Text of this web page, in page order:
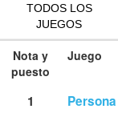
TODOS LOS
JUEGOS
Nota y
puesto
Juego
1